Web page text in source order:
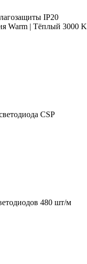
IP20
Warm | Тёплый 3000 K
CSP
480 шт/м